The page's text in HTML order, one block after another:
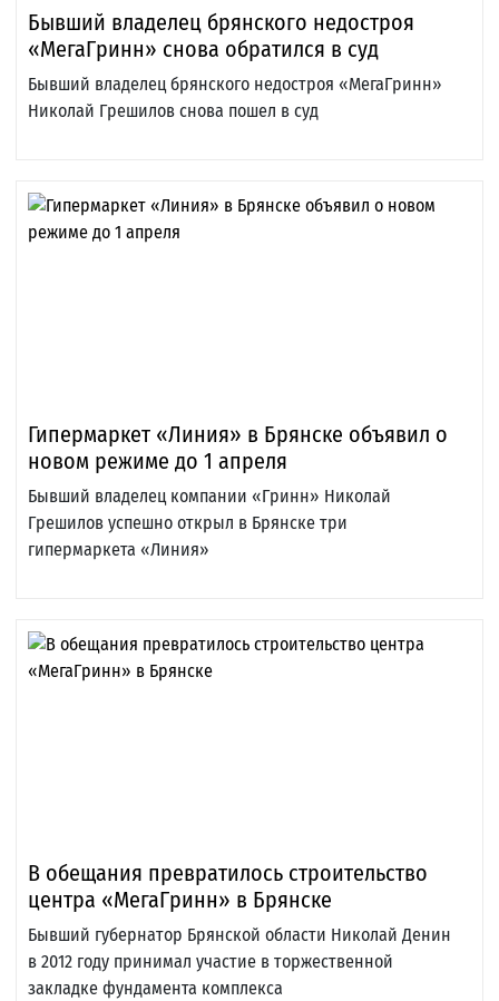
Бывший владелец брянского недостроя
«МегаГринн» снова обратился в суд
Бывший владелец брянского недостроя «МегаГринн»
Николай Грешилов снова пошел в суд
Гипермаркет «Линия» в Брянске объявил о
новом режиме до 1 апреля
Бывший владелец компании «Гринн» Николай
Грешилов успешно открыл в Брянске три
гипермаркета «Линия»
В обещания превратилось строительство
центра «МегаГринн» в Брянске
Бывший губернатор Брянской области Николай Денин
в 2012 году принимал участие в торжественной
закладке фундамента комплекса